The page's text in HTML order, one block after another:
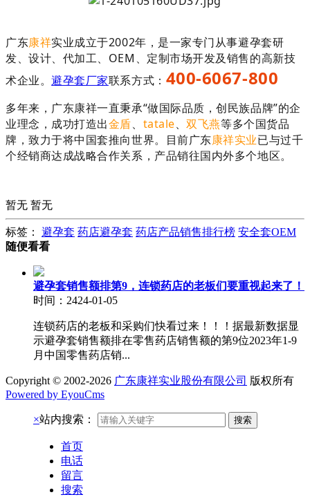
广东康祥实业成立于2002年，是一家专门从事避孕套研
发、设计、代加工、OEM、定制市场开发及销售的高新技
术企业。避孕套厂家联系方式： 400-6067-800
多年来，广东康祥一直秉承“做国际品质，创民族品牌”的企
业理念，成功打造出金盾、 tatale、双飞燕等多个国货品
牌，致力于将中国套推向世界。目前广东康祥实业已与过千
个经销商达成战略合作关系，产品销往国内外多个地区。
暂无 暂无
标签： 避孕套 药店避孕套 药店产品销售排行榜 安全套OEM
随便看看
避孕套销售额排第9，连锁药店的老板们要重视起来了！
时间：2424-01-05
连锁药店的老板和采购们快看过来！！！据最新数据显
示避孕套销售额排在零售药店销售额的第9位2023年1-9
月中国零售药店销...
Copyright © 2002-2026 广东康祥实业股份有限公司 版权所有
Powered by EyouCms
×站内搜索： 搜索
首页
电话
留言
搜索